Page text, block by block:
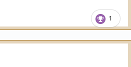
cont ca totul trebuie cerut si
sa muncesti si vrei o
e clar de incercat desi RPC mi
1